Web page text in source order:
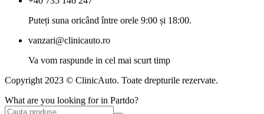
Puteți suna oricând între orele 9:00 și 18:00.
vanzari@clinicauto.ro
Va vom raspunde in cel mai scurt timp
Copyright 2023 © ClinicAuto. Toate drepturile rezervate.
What are you looking for in Partdo?